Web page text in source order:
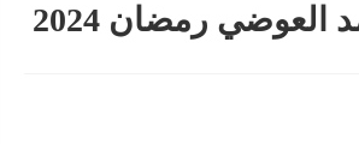
رمضان 2024